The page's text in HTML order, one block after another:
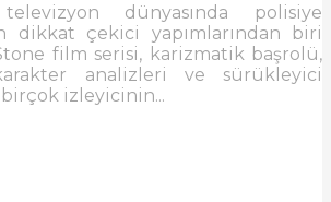
dünyasında polisiye
dikkat çekici yapımlarından biri
film serisi, karizmatik başrolü,
analizleri ve sürükleyici
izleyicinin...